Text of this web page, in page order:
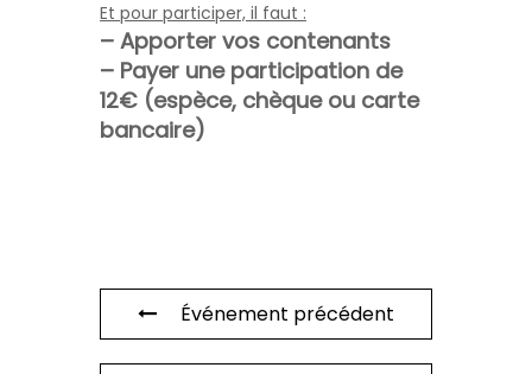
Et pour participer, il faut :
– Apporter vos contenants
– Payer une participation de
12€ (espèce, chèque ou carte
bancaire)
Événement précédent